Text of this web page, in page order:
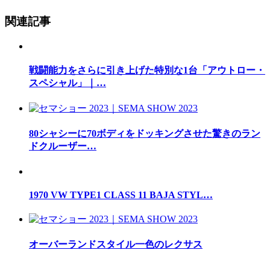
関連記事
戦闘能力をさらに引き上げた特別な1台「アウトロー・
スペシャル」｜…
80シャシーに70ボディをドッキングさせた驚きのラン
ドクルーザー…
1970 VW TYPE1 CLASS 11 BAJA STYL…
オーバーランドスタイル一色のレクサス